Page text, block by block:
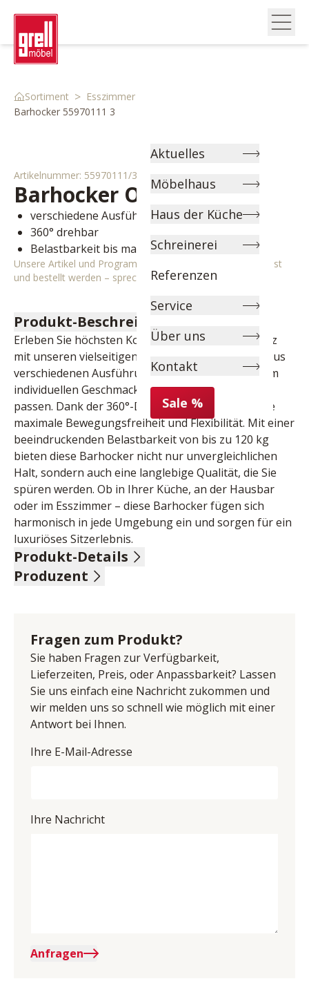
Aktuelles
Möbelhaus
Haus der Küche
Schreinerei
Referenzen
Service
Über uns
Kontakt
Sale %
Sortiment > Esszimmer
Barhocker 55970111 3
Artikelnummer: 55970111/3
Barhocker Ottawa Bar
verschiedene Ausführungen wählbar
360° drehbar
Belastbarkeit bis maximal 120 kg
Unsere Artikel und Programme können individuell angepasst
und bestellt werden – sprechen Sie uns gerne an!
Produkt-Beschreibung
Erleben Sie höchsten Komfort und stilvolle Eleganz
mit unseren vielseitigen Barhockern. Wählen Sie aus
verschiedenen Ausführungen, die perfekt zu Ihrem
individuellen Geschmack und Ihrer Einrichtung
passen. Dank der 360°-Drehfunktion genießen Sie
maximale Bewegungsfreiheit und Flexibilität. Mit einer
beeindruckenden Belastbarkeit von bis zu 120 kg
bieten diese Barhocker nicht nur unvergleichlichen
Halt, sondern auch eine langlebige Qualität, die Sie
spüren werden. Ob in Ihrer Küche, an der Hausbar
oder im Esszimmer – diese Barhocker fügen sich
harmonisch in jede Umgebung ein und sorgen für ein
luxuriöses Sitzerlebnis.
Produkt-Details
100 % Polyester, Farbe anthrazit, Vintage-
Gaslift, 360° drehbar, Sitz B/T ca. 40/39 cm, BHT ca.
52/91/51 cm
Produzent
E-Mail-Adresse: steinhage@mca-furniture.de
UID (Umsatzsteuer-Identifikationsnummer): DE
814860209
Fragen zum Produkt?
Sie haben Fragen zur Verfügbarkeit,
Lieferzeiten, Preis, oder Anpassbarkeit? Lassen
Sie uns einfach eine Nachricht zukommen und
wir melden uns so schnell wie möglich mit einer
Antwort bei Ihnen.
Ihre E-Mail-Adresse
Ihre Nachricht
Anfragen